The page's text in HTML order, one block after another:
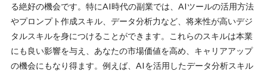
る絶好の機会です。特にAI時代の副業では、AIツールの活用方法
やプロンプト作成スキル、データ分析力など、将来性が高いデジ
タルスキルを身につけることができます。これらのスキルは本業
にも良い影響を与え、あなたの市場価値を高め、キャリアアップ
の機会にもなり得ます。例えば、AIを活用したデータ分析スキル